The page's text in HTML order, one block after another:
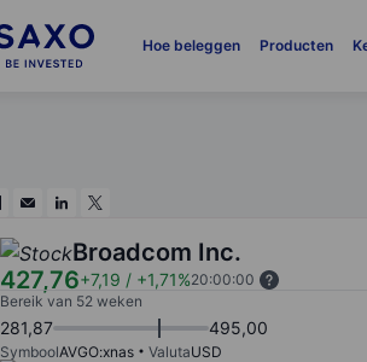
Hoe beleggen Producten
Broadcom Inc.
427,76+7,19 / +1,71%20:00:00
Bereik van 52 weken
281,87 495,00
SymboolAVGO:xnas ValutaUSD